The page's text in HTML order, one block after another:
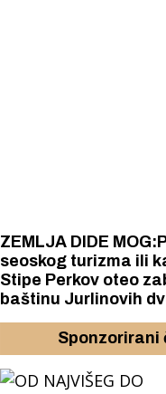
ZEMLJA DIDE
seoskog turizma ili kako
Stipe Perkov oteo
baštinu Jurlinovih
Sponzorirani